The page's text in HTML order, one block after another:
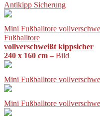
Antikipp Sicherung
Mini Fußballtore
Fußballtore
vollverschweißt kippsicher
240 x 160 cm – Bild
Mini Fußballtore
Mini Fußballtore